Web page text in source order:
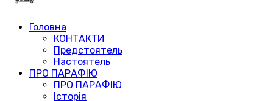
Головна
КОНТАКТИ
Предстоятель
Настоятель
ПРО ПАРАФІЮ
ПРО ПАРАФІЮ
Історія